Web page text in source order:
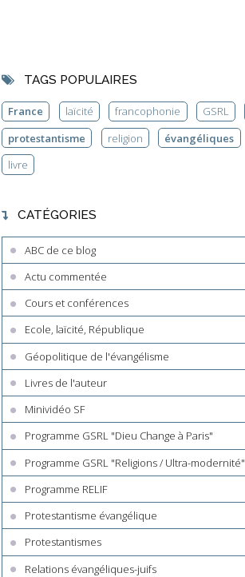
TAGS POPULAIRES
France laïcité francophonie GSRL
protestantisme
religion évangéliques
livre
CATÉGORIES
ABC de ce blog
Actu commentée
Cours et conférences
Ecole, laïcité, République
Géopolitique de l'évangélisme
Livres de l'auteur
Minividéo SF
Programme GSRL "Dieu Change à Paris"
Programme GSRL "Religions / Ultra-modernité"
Programme RELIF
Protestantisme évangélique
Protestantismes
Relations évangéliques-juifs